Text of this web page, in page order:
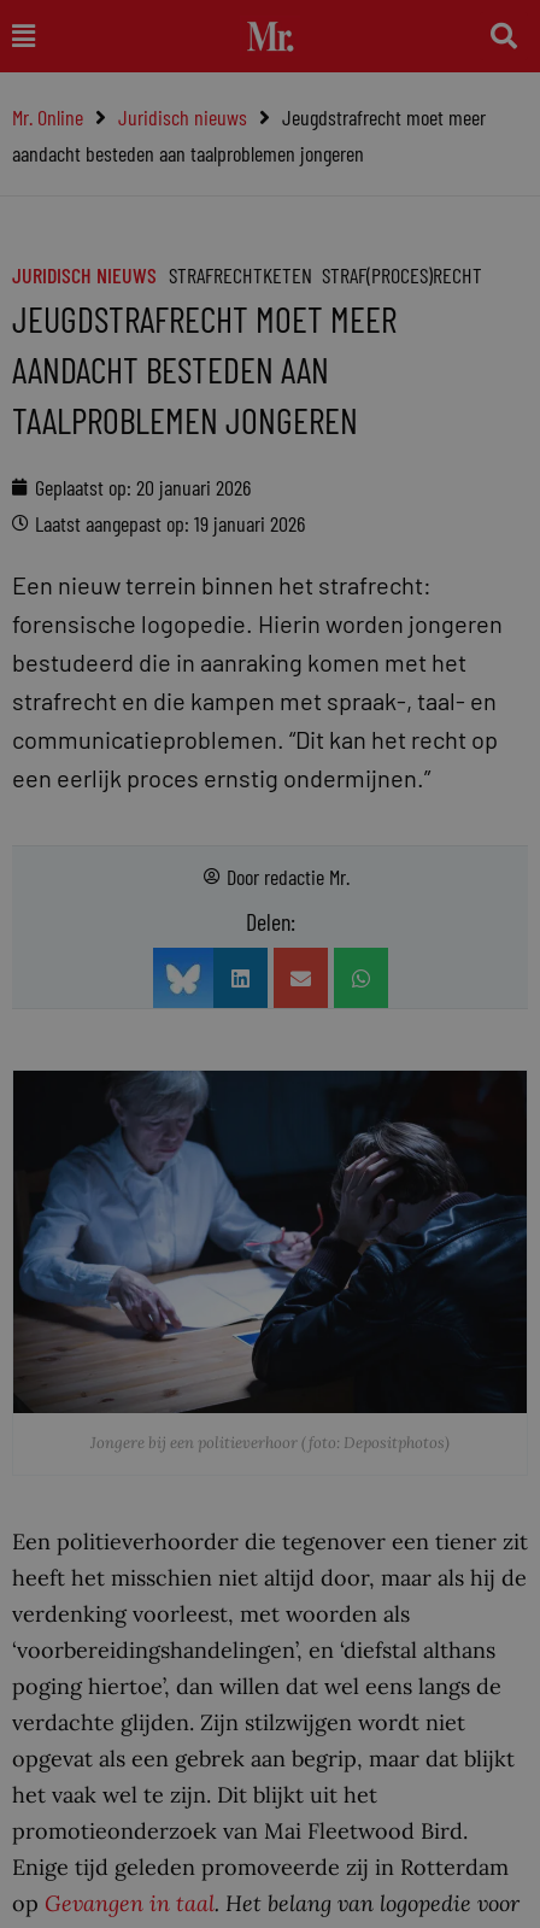
naar
inhoud
Main
Menu
Mr. Online Juridisch nieuws
Jeugdstrafrecht moet meer
aandacht besteden aan taalproblemen jongeren
JURIDISCH NIEUWS STRAFRECHTKETEN STRAF(PROCES)RECHT
JEUGDSTRAFRECHT MOET MEER
AANDACHT BESTEDEN AAN
TAALPROBLEMEN JONGEREN
Geplaatst op: 20 januari 2026
Laatst aangepast op: 19 januari 2026
Een nieuw terrein binnen het strafrecht:
forensische logopedie. Hierin worden jongeren
bestudeerd die in aanraking komen met het
strafrecht en die kampen met spraak-, taal- en
communicatieproblemen. “Dit kan het recht op
een eerlijk proces ernstig ondermijnen.”
Door redactie Mr.
Delen:
Jongere bij een politieverhoor (foto: Depositphotos)
Een politieverhoorder die tegenover een tiener zit
heeft het misschien niet altijd door, maar als hij de
verdenking voorleest, met woorden als
‘voorbereidingshandelingen’, en ‘diefstal althans
poging hiertoe’, dan willen dat wel eens langs de
verdachte glijden. Zijn stilzwijgen wordt niet
opgevat als een gebrek aan begrip, maar dat blijkt
het vaak wel te zijn. Dit blijkt uit het
promotieonderzoek van Mai Fleetwood Bird.
Enige tijd geleden promoveerde zij in Rotterdam
op Gevangen in taal. Het belang van logopedie voor